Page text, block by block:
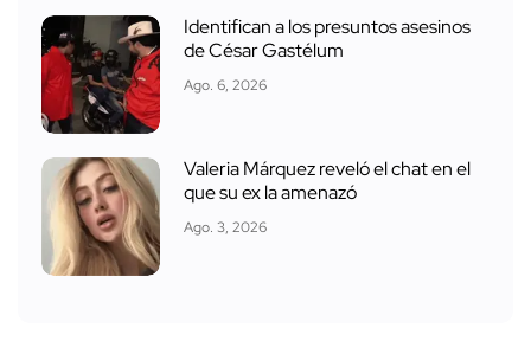
Identifican a los presuntos asesinos
de César Gastélum
Ago. 6, 2026
Valeria Márquez reveló el chat en el
que su ex la amenazó
Ago. 3, 2026